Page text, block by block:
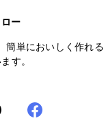
ー
簡単においしく作れる
す。